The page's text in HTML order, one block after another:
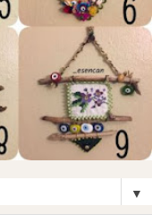
▼